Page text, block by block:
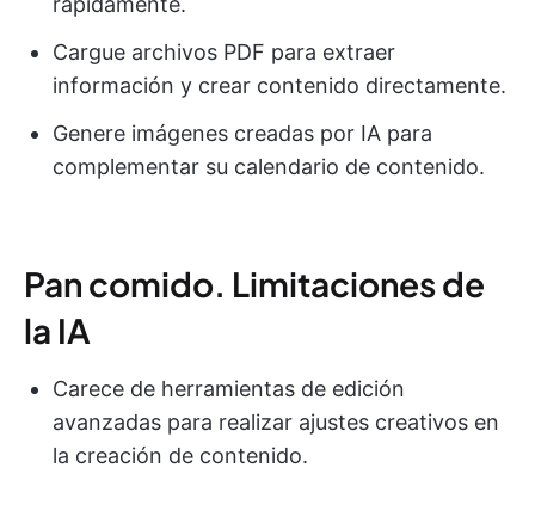
Cargue archivos PDF para extraer
información y crear contenido directamente.
Genere imágenes creadas por IA para
complementar su calendario de contenido.
Pan comido. Limitaciones de
la IA
Carece de herramientas de edición
avanzadas para realizar ajustes creativos en
la creación de contenido.